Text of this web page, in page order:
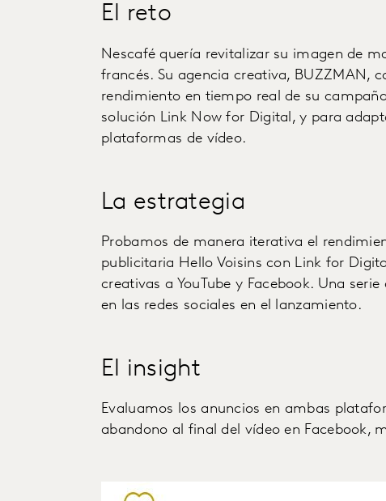
El reto
Nescafé quería revitalizar su imagen de
francés. Su agencia creativa, BUZZMAN,
rendimiento en tiempo real de su
solución Link Now for Digital, y para
plataformas de vídeo.
La estrategia
Probamos de manera iterativa el
publicitaria Hello Voisins con Link for
creativas a YouTube y Facebook. Una
en las redes sociales en el lanzamiento.
El insight
Evaluamos los anuncios en ambas
abandono al final del vídeo en Facebook,